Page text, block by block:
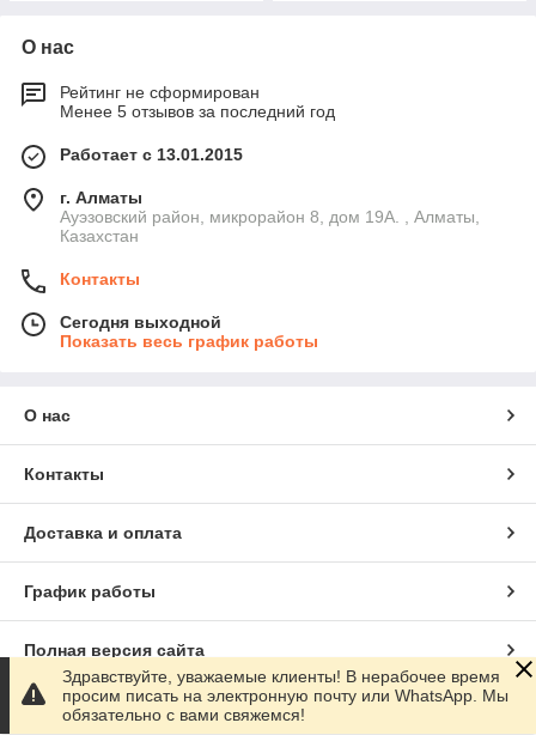
О нас
Рейтинг не сформирован
Менее 5 отзывов за последний год
Работает с 13.01.2015
г. Алматы
Ауэзовский район, микрорайон 8, дом 19А. , Алматы,
Казахстан
Контакты
Сегодня выходной
Показать весь график работы
О нас
Контакты
Доставка и оплата
График работы
Полная версия сайта
Сайт создан на маркетплейсеSatu.kz
Здравствуйте, уважаемые клиенты! В нерабочее время
просим писать на электронную почту или WhatsApp. Мы
обязательно с вами свяжемся!